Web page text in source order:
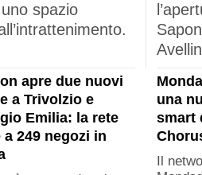
spazio
apre due nuovi
a Trivolzio e
Emilia: la rete
a 249 negozi in
una
smart
Il